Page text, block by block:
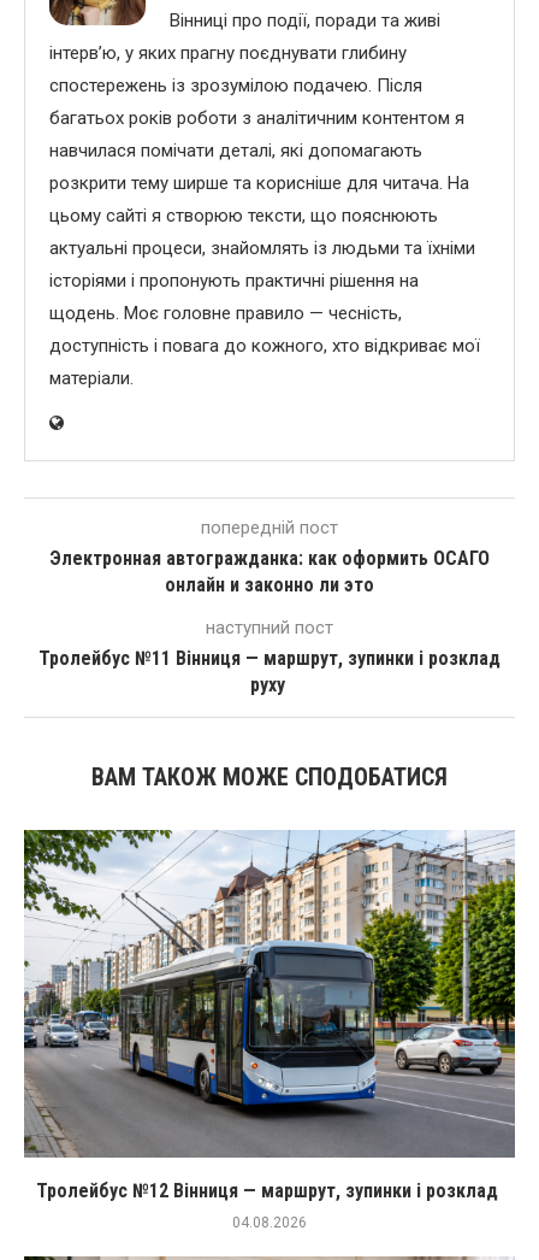
Вінниці про події, поради та живі
інтерв’ю, у яких прагну поєднувати глибину
спостережень із зрозумілою подачею. Після
багатьох років роботи з аналітичним контентом я
навчилася помічати деталі, які допомагають
розкрити тему ширше та корисніше для читача. На
цьому сайті я створюю тексти, що пояснюють
актуальні процеси, знайомлять із людьми та їхніми
історіями і пропонують практичні рішення на
щодень. Моє головне правило — чесність,
доступність і повага до кожного, хто відкриває мої
матеріали.
попередній пост
Электронная автогражданка: как оформить ОСАГО
онлайн и законно ли это
наступний пост
Тролейбус №11 Вінниця — маршрут, зупинки і розклад
руху
ВАМ ТАКОЖ МОЖЕ СПОДОБАТИСЯ
Тролейбус №12 Вінниця — маршрут, зупинки і розклад
04.08.2026